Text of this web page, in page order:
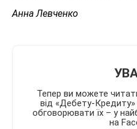
Анна Левченко
Тепер ви можете
від «Дебету-Кредиту»
обговорювати їх – у
на